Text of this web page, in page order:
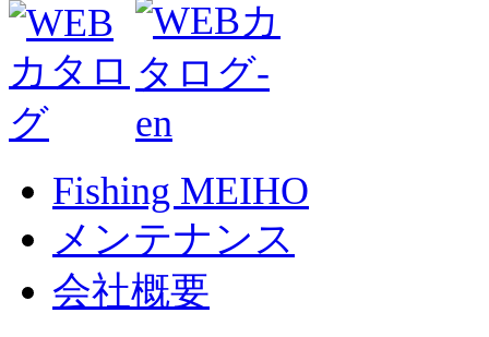
Fishing MEIHO
メンテナンス
会社概要